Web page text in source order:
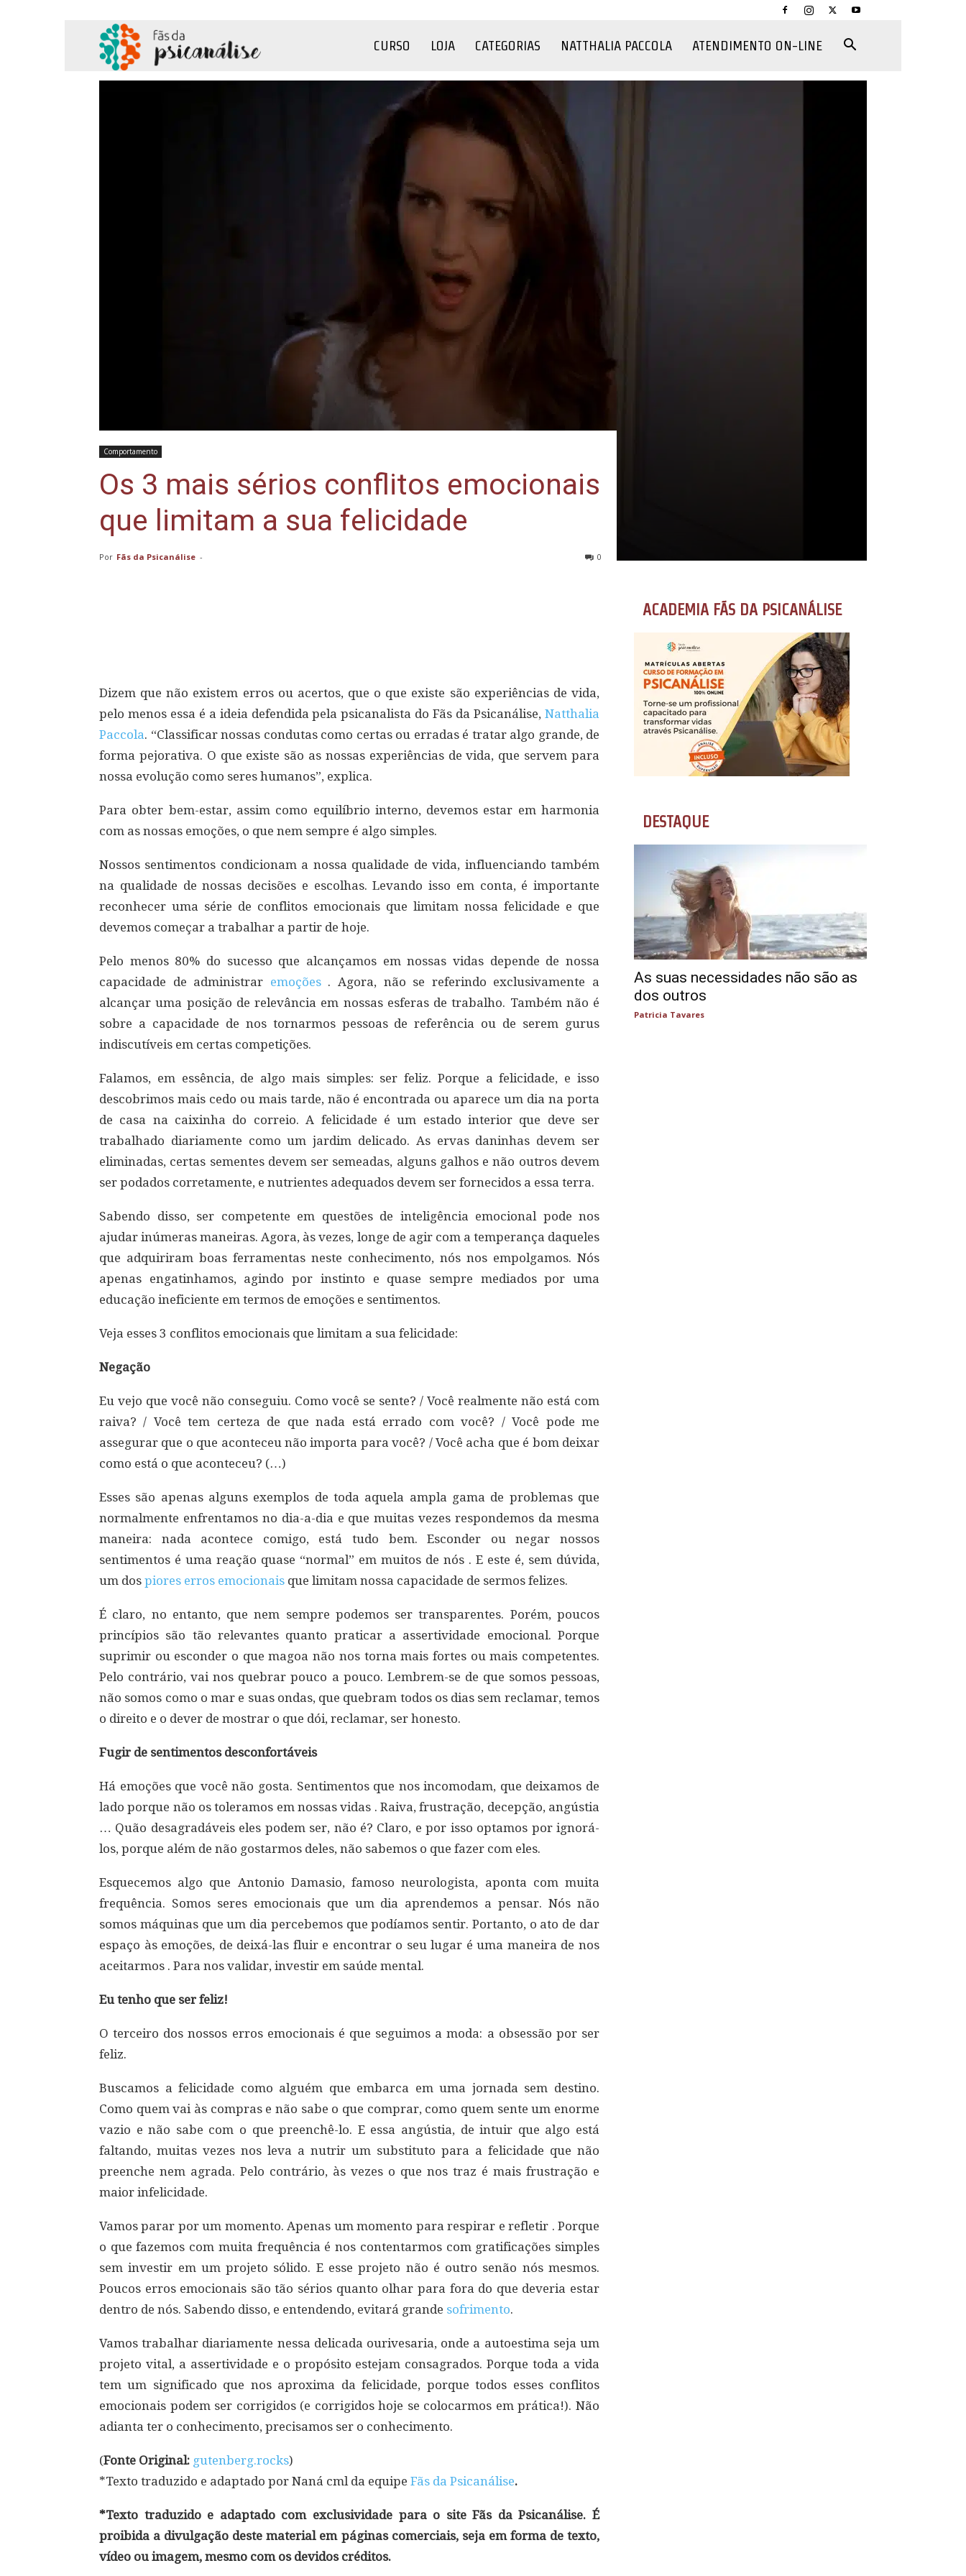
CURSO LOJA CATEGORIAS NATTHALIA PACCOLA ATENDIMENTO ON-LINE
Comportamento
Os 3 mais sérios conflitos emocionais
que limitam a sua felicidade
Por Fãs da Psicanálise - 0
Dizem que não existem erros ou acertos, que o que existe são experiências de vida,
pelo menos essa é a ideia defendida pela psicanalista do Fãs da Psicanálise, Natthalia
Paccola. “Classificar nossas condutas como certas ou erradas é tratar algo grande, de
forma pejorativa. O que existe são as nossas experiências de vida, que servem para
nossa evolução como seres humanos”, explica.
Para obter bem-estar, assim como equilíbrio interno, devemos estar em harmonia
com as nossas emoções, o que nem sempre é algo simples.
Nossos sentimentos condicionam a nossa qualidade de vida, influenciando também
na qualidade de nossas decisões e escolhas. Levando isso em conta, é importante
reconhecer uma série de conflitos emocionais que limitam nossa felicidade e que
devemos começar a trabalhar a partir de hoje.
Pelo menos 80% do sucesso que alcançamos em nossas vidas depende de nossa
capacidade de administrar emoções. Agora, não se referindo exclusivamente a
alcançar uma posição de relevância em nossas esferas de trabalho. Também não é
sobre a capacidade de nos tornarmos pessoas de referência ou de serem gurus
indiscutíveis em certas competições.
Falamos, em essência, de algo mais simples: ser feliz. Porque a felicidade, e isso
descobrimos mais cedo ou mais tarde, não é encontrada ou aparece um dia na porta
de casa na caixinha do correio. A felicidade é um estado interior que deve ser
trabalhado diariamente como um jardim delicado. As ervas daninhas devem ser
eliminadas, certas sementes devem ser semeadas, alguns galhos e não outros devem
ser podados corretamente, e nutrientes adequados devem ser fornecidos a essa terra.
Sabendo disso, ser competente em questões de inteligência emocional pode nos
ajudar inúmeras maneiras. Agora, às vezes, longe de agir com a temperança daqueles
que adquiriram boas ferramentas neste conhecimento, nós nos empolgamos. Nós
apenas engatinhamos, agindo por instinto e quase sempre mediados por uma
educação ineficiente em termos de emoções e sentimentos.
Veja esses 3 conflitos emocionais que limitam a sua felicidade:
Negação
Eu vejo que você não conseguiu. Como você se sente? / Você realmente não está com
raiva? / Você tem certeza de que nada está errado com você? / Você pode me
assegurar que o que aconteceu não importa para você? / Você acha que é bom deixar
como está o que aconteceu? (…)
Esses são apenas alguns exemplos de toda aquela ampla gama de problemas que
normalmente enfrentamos no dia-a-dia e que muitas vezes respondemos da mesma
maneira: nada acontece comigo, está tudo bem. Esconder ou negar nossos
sentimentos é uma reação quase “normal” em muitos de nós . E este é, sem dúvida,
um dos piores erros emocionais que limitam nossa capacidade de sermos felizes.
É claro, no entanto, que nem sempre podemos ser transparentes. Porém, poucos
princípios são tão relevantes quanto praticar a assertividade emocional. Porque
suprimir ou esconder o que magoa não nos torna mais fortes ou mais competentes.
Pelo contrário, vai nos quebrar pouco a pouco. Lembrem-se de que somos pessoas,
não somos como o mar e suas ondas, que quebram todos os dias sem reclamar, temos
o direito e o dever de mostrar o que dói, reclamar, ser honesto.
Fugir de sentimentos desconfortáveis
Há emoções que você não gosta. Sentimentos que nos incomodam, que deixamos de
lado porque não os toleramos em nossas vidas . Raiva, frustração, decepção, angústia
… Quão desagradáveis eles podem ser, não é? Claro, e por isso optamos por ignorá-
los, porque além de não gostarmos deles, não sabemos o que fazer com eles.
Esquecemos algo que Antonio Damasio, famoso neurologista, aponta com muita
frequência. Somos seres emocionais que um dia aprendemos a pensar. Nós não
somos máquinas que um dia percebemos que podíamos sentir. Portanto, o ato de dar
espaço às emoções, de deixá-las fluir e encontrar o seu lugar é uma maneira de nos
aceitarmos . Para nos validar, investir em saúde mental.
Eu tenho que ser feliz!
O terceiro dos nossos erros emocionais é que seguimos a moda: a obsessão por ser
feliz.
Buscamos a felicidade como alguém que embarca em uma jornada sem destino.
Como quem vai às compras e não sabe o que comprar, como quem sente um enorme
vazio e não sabe com o que preenchê-lo. E essa angústia, de intuir que algo está
faltando, muitas vezes nos leva a nutrir um substituto para a felicidade que não
preenche nem agrada. Pelo contrário, às vezes o que nos traz é mais frustração e
maior infelicidade.
Vamos parar por um momento. Apenas um momento para respirar e refletir . Porque
o que fazemos com muita frequência é nos contentarmos com gratificações simples
sem investir em um projeto sólido. E esse projeto não é outro senão nós mesmos.
Poucos erros emocionais são tão sérios quanto olhar para fora do que deveria estar
dentro de nós. Sabendo disso, e entendendo, evitará grande sofrimento.
Vamos trabalhar diariamente nessa delicada ourivesaria, onde a autoestima seja um
projeto vital, a assertividade e o propósito estejam consagrados. Porque toda a vida
tem um significado que nos aproxima da felicidade, porque todos esses conflitos
emocionais podem ser corrigidos (e corrigidos hoje se colocarmos em prática!). Não
adianta ter o conhecimento, precisamos ser o conhecimento.
(Fonte Original: gutenberg.rocks)
*Texto traduzido e adaptado por Naná cml da equipe Fãs da Psicanálise.
*Texto traduzido e adaptado com exclusividade para o site Fãs da Psicanálise. É
proibida a divulgação deste material em páginas comerciais, seja em forma de texto,
vídeo ou imagem, mesmo com os devidos créditos.
ACADEMIA FÃS DA PSICANÁLISE
DESTAQUE
As suas necessidades não são as
dos outros
Patricia Tavares